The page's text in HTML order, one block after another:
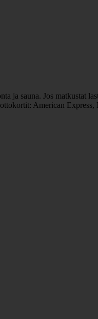
ja sauna. Jos matkustat
American Express,